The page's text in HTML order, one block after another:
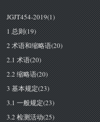
JGJT454-2019(1)
1 总则(19)
2 术语和缩略语(20)
2.1 术语(20)
2.2 缩略语(20)
3 基本规定(23)
3.1 一般规定(23)
3.2 检测活动(25)